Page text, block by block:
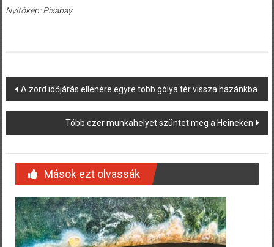
Nyitókép: Pixabay
Post
navigation
A zord időjárás ellenére egyre több gólya tér vissza hazánkba
Több ezer munkahelyet szüntet meg a Heineken
Mások ezt olvassák